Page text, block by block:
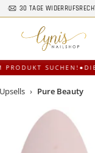
30 TAGE
Lynis-
Nailshop
SUCHEN!●
› Pure Beauty